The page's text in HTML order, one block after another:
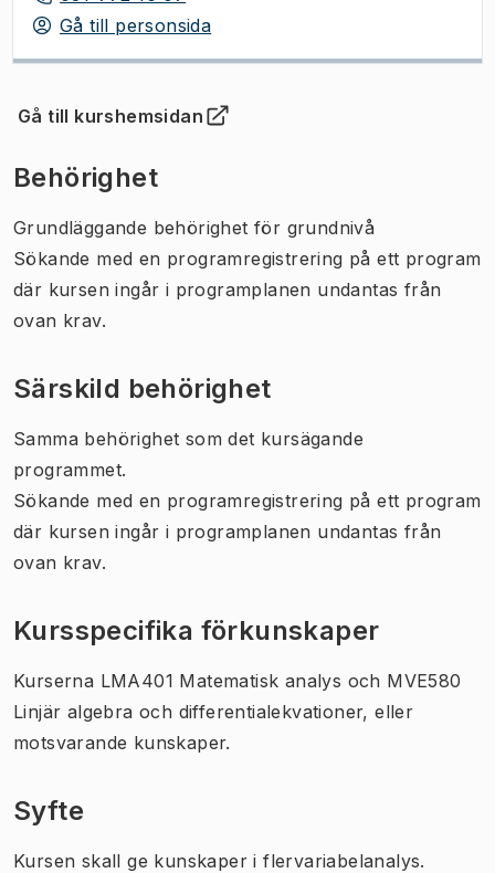
Gå till personsida
Gå till kurshemsidan
(Öppnas i ny flik)
Behörighet
Grundläggande behörighet för grundnivå
Sökande med en programregistrering på ett program
där kursen ingår i programplanen undantas från
ovan krav.
Särskild behörighet
Samma behörighet som det kursägande
programmet.
Sökande med en programregistrering på ett program
där kursen ingår i programplanen undantas från
ovan krav.
Kursspecifika förkunskaper
Kurserna LMA401 Matematisk analys och MVE580
Linjär algebra och differentialekvationer, eller
motsvarande kunskaper.
Syfte
Kursen skall ge kunskaper i flervariabelanalys.